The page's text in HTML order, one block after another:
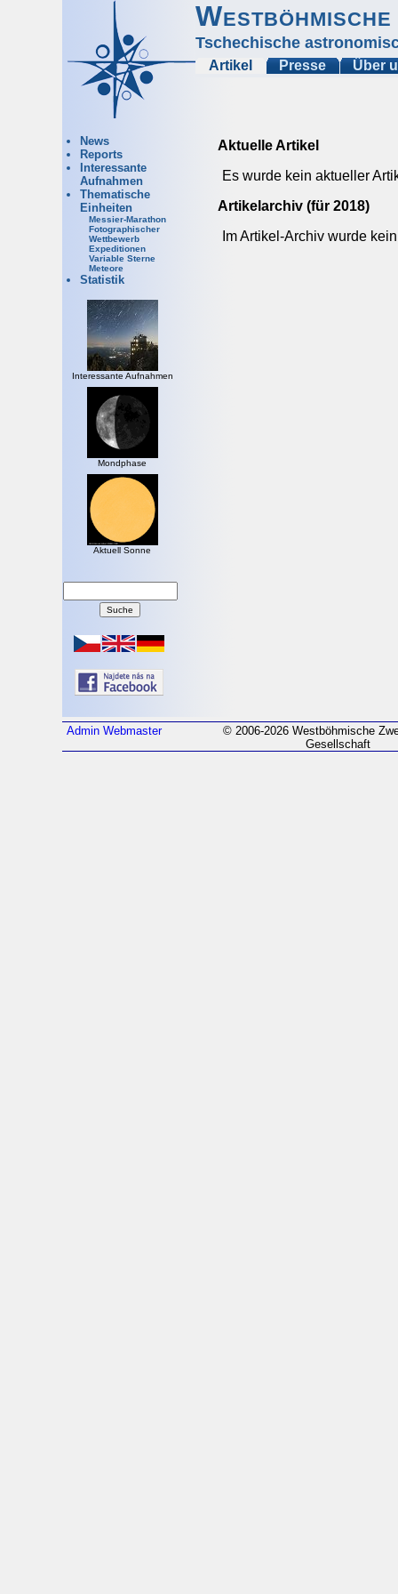
Tschechische
Artikel Presse Über
News
Reports
Interessante
Aufnahmen
Thematische
Einheiten
Messier-Marathon
Fotographischer
Wettbewerb
Expeditionen
Variable Sterne
Meteore
Statistik
Interessante Aufnahmen
Mondphase
Aktuell Sonne
Aktuelle Artikel
Es wurde kein aktueller
Artikelarchiv (für 2018)
Im Artikel-Archiv wurde
Admin Webmaster
© 2006-2026 Westböhmische
Gesellschaft